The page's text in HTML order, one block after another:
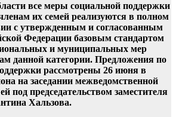
все меры социальной поддержки
их семей реализуются в полном
с утвержденным и согласованным
Федерации базовым стандартом
и муниципальных мер
данной категории. Предложения по
рассмотрены 26 июня в
на заседании межведомственной
под председательством заместителя
Хальзова.